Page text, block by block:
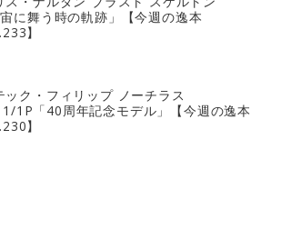
に舞う時の軌跡」【今週の逸本
】
ク・フィリップ ノーチラス
1P「40周年記念モデル」【今週の逸本
】